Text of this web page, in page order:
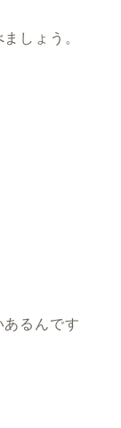
しょう。
あるんです